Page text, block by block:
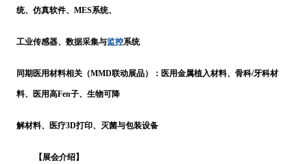
统、仿真软件、 MES系统、
工业传感器、数据采集与监控系统
同期医用材料相关（MMD联动展品）：医用金属植入材料、骨科/牙科材
料、医用高Fen子、生物可降
解材料、医疗3D打印、灭菌与包装设备
【展会介绍】